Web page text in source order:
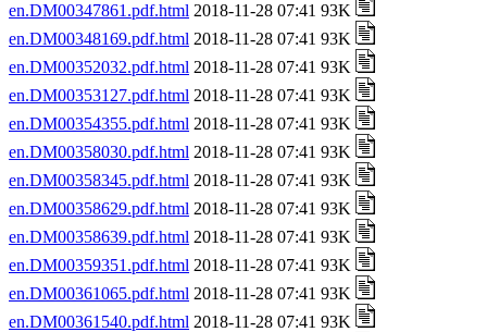
en.DM00347861.pdf.html 2018-11-28 07:41 93K
en.DM00348169.pdf.html 2018-11-28 07:41 93K
en.DM00352032.pdf.html 2018-11-28 07:41 93K
en.DM00353127.pdf.html 2018-11-28 07:41 93K
en.DM00354355.pdf.html 2018-11-28 07:41 93K
en.DM00358030.pdf.html 2018-11-28 07:41 93K
en.DM00358345.pdf.html 2018-11-28 07:41 93K
en.DM00358629.pdf.html 2018-11-28 07:41 93K
en.DM00358639.pdf.html 2018-11-28 07:41 93K
en.DM00359351.pdf.html 2018-11-28 07:41 93K
en.DM00361065.pdf.html 2018-11-28 07:41 93K
en.DM00361540.pdf.html 2018-11-28 07:41 93K